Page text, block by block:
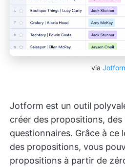
via
Jotform est un outil
créer des propositions,
questionnaires. Grâce à ce
des propositions, vous
propositions à partir de